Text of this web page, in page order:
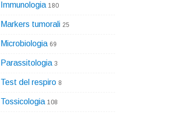
Immunologia 180
Markers tumorali 25
Microbiologia 69
Parassitologia 3
Test del respiro 8
Tossicologia 108